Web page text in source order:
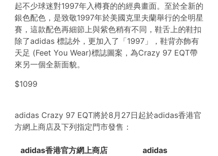
起不少球迷對1997年入樽賽的的經典畫面。至於全新的
銀色配色，是致敬1997年於美國克里夫蘭舉行的全明星
賽，這款配色再細節上與紫色稍有不同，鞋舌上的鞋扣
除了adidas 標誌外，更加入了「1997」，鞋背亦飾有
天足 (Feet You Wear)標誌圖案，為Crazy 97 EQT帶
來另一個全新面貌。
$1099
adidas Crazy 97 EQT將於8月27日起於adidas香港官
方網上商店及下列指定門市發售：
adidas香港官方網上商店
adidas